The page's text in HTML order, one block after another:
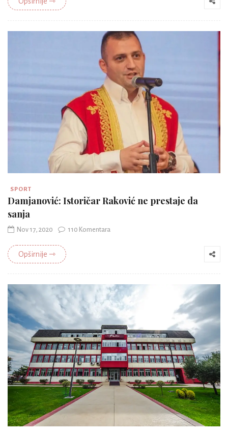
SPORT
Damjanović: Istoričar Raković ne prestaje da
sanja
Nov 17, 2020 110 Komentara
Opširnije ⇾